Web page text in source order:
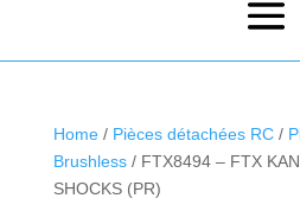
Home/ Pièces détachées RC/
Brushless/ FTX8494 – FTX
SHOCKS (PR)